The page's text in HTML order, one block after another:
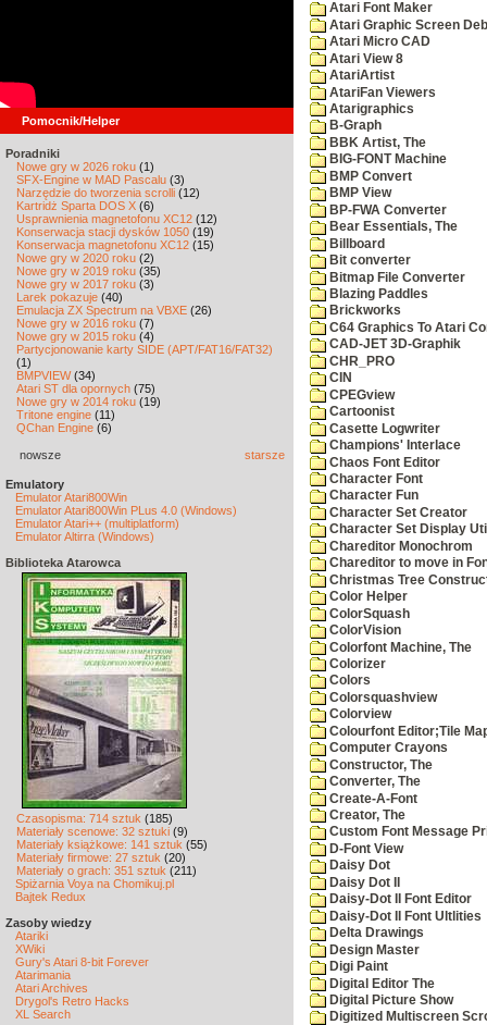
Pomocnik/Helper
Poradniki
Nowe gry w 2026 roku (1)
SFX-Engine w MAD Pascalu (3)
Narzędzie do tworzenia scrolli (12)
Kartridż Sparta DOS X (6)
Usprawnienia magnetofonu XC12 (12)
Konserwacja stacji dysków 1050 (19)
Konserwacja magnetofonu XC12 (15)
Nowe gry w 2020 roku (2)
Nowe gry w 2019 roku (35)
Nowe gry w 2017 roku (3)
Larek pokazuje (40)
Emulacja ZX Spectrum na VBXE (26)
Nowe gry w 2016 roku (7)
Nowe gry w 2015 roku (4)
Partycjonowanie karty SIDE (APT/FAT16/FAT32)
(1)
BMPVIEW(34)
Atari ST dla opornych (75)
Nowe gry w 2014 roku (19)
Tritone engine (11)
QChan Engine (6)
nowsze starsze
Emulatory
Emulator Atari800Win
Emulator Atari800Win PLus 4.0 (Windows)
Emulator Atari++ (multiplatform)
Emulator Altirra (Windows)
Biblioteka Atarowca
Czasopisma: 714 sztuk (185)
Materiały scenowe: 32 sztuki (9)
Materiały książkowe: 141 sztuk (55)
Materiały firmowe: 27 sztuk (20)
Materiały o grach: 351 sztuk (211)
Spiżarnia Voya na Chomikuj.pl
Bajtek Redux
Zasoby wiedzy
Atariki
XWiki
Gury's Atari 8-bit Forever
Atarimania
Atari Archives
Drygol's Retro Hacks
XL Search
Atari Font Maker
Atari Graphic Screen
Atari Micro CAD
Atari View 8
AtariArtist
AtariFan Viewers
Atarigraphics
B-Graph
BBK Artist, The
BIG-FONT Machine
BMP Convert
BMP View
BP-FWA Converter
Bear Essentials, The
Billboard
Bit converter
Bitmap File Converter
Blazing Paddles
Brickworks
C64 Graphics To Atari
CAD-JET 3D-Graphik
CHR_PRO
CIN
CPEGview
Cartoonist
Casette Logwriter
Champions' Interlace
Chaos Font Editor
Character Font
Character Fun
Character Set Creator
Character Set Display
Chareditor Monochrom
Chareditor to move in
Christmas Tree
Color Helper
ColorSquash
ColorVision
Colorfont Machine, The
Colorizer
Colors
Colorsquashview
Colorview
Colourfont Editor;Tile
Computer Crayons
Constructor, The
Converter, The
Create-A-Font
Creator, The
Custom Font Message
D-Font View
Daisy Dot
Daisy Dot II
Daisy-Dot II Font Editor
Daisy-Dot II Font Ultlities
Delta Drawings
Design Master
Digi Paint
Digital Editor The
Digital Picture Show
Digitized Multiscreen